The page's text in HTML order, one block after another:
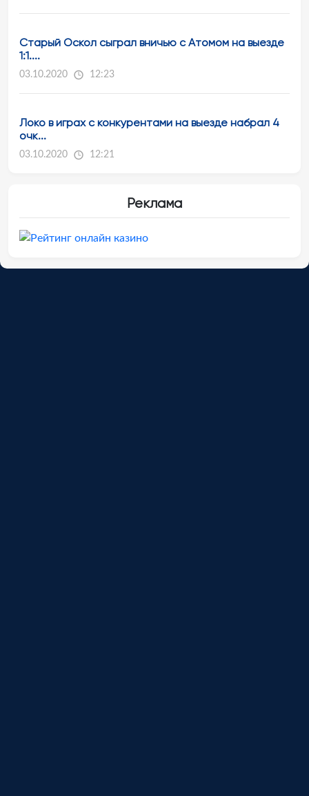
Старый Оскол сыграл вничью с Атомом на выезде
1:1....
03.10.2020 12:23
Локо в играх с конкурентами на выезде набрал 4
очк...
03.10.2020 12:21
Реклама